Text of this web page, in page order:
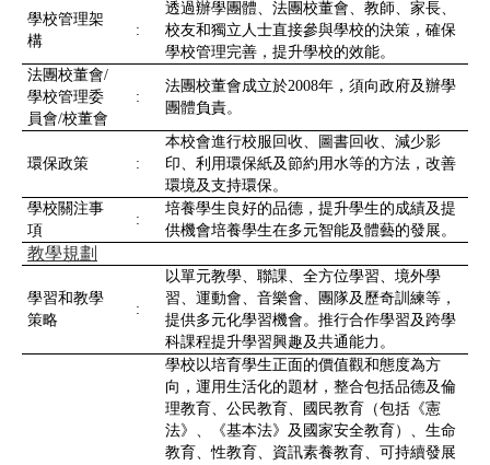
學校管理架
構
:
透過辦學團體、法團校董會、教師、家長、
校友和獨立人士直接參與學校的決策，確保
學校管理完善，提升學校的效能。
法團校董會/
學校管理委
員會/校董會
:
法團校董會成立於2008年，須向政府及辦學
團體負責。
環保政策 :
本校會進行校服回收、圖書回收、減少影
印、利用環保紙及節約用水等的方法，改善
環境及支持環保。
學校關注事
項
:
培養學生良好的品德，提升學生的成績及提
供機會培養學生在多元智能及體藝的發展。
教學規劃
學習和教學
策略
:
以單元教學、聯課、全方位學習、境外學
習、運動會、音樂會、團隊及歷奇訓練等，
提供多元化學習機會。推行合作學習及跨學
科課程提升學習興趣及共通能力。
學校以培育學生正面的價值觀和態度為方
向，運用生活化的題材，整合包括品德及倫
理教育、公民教育、國民教育（包括《憲
法》、《基本法》及國家安全教育）、生命
教育、性教育、資訊素養教育、可持續發展